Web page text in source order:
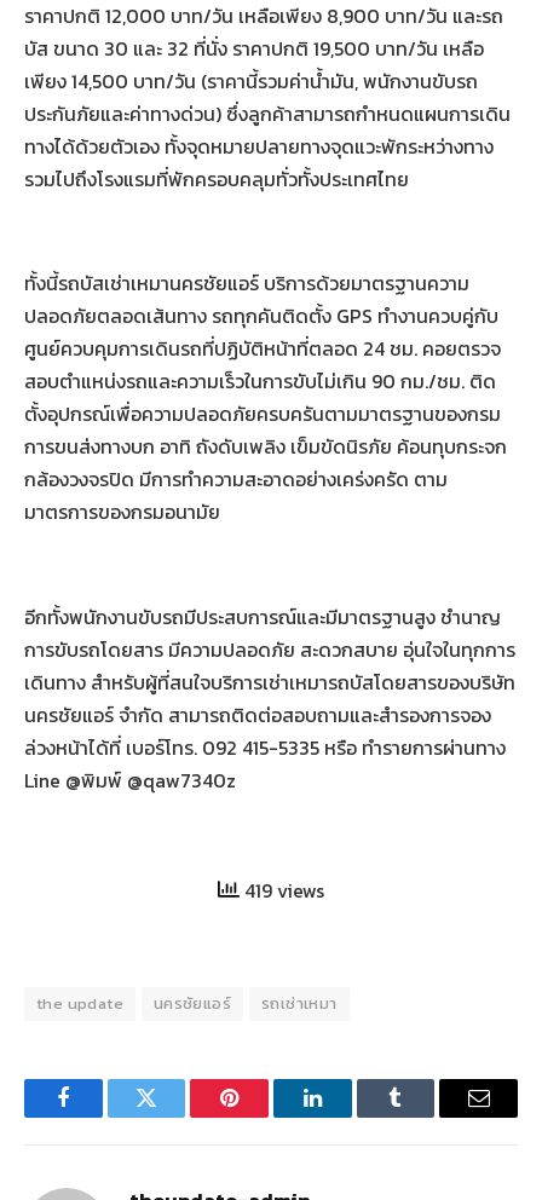
ราคาปกติ 12,000 บาท/วัน เหลือเพียง 8,900 บาท/วัน และรถ
บัส ขนาด 30 และ 32 ที่นั่ง ราคาปกติ 19,500 บาท/วัน เหลือ
เพียง 14,500 บาท/วัน (ราคานี้รวมค่าน้ำมัน, พนักงานขับรถ
ประกันภัยและค่าทางด่วน) ซึ่งลูกค้าสามารถกำหนดแผนการเดิน
ทางได้ด้วยตัวเอง ทั้งจุดหมายปลายทางจุดแวะพักระหว่างทาง
รวมไปถึงโรงแรมที่พักครอบคลุมทั่วทั้งประเทศไทย
ทั้งนี้รถบัสเช่าเหมานครชัยแอร์ บริการด้วยมาตรฐานความ
ปลอดภัยตลอดเส้นทาง รถทุกคันติดตั้ง GPS ทำงานควบคู่กับ
ศูนย์ควบคุมการเดินรถที่ปฏิบัติหน้าที่ตลอด 24 ชม. คอยตรวจ
สอบตำแหน่งรถและความเร็วในการขับไม่เกิน 90 กม./ชม. ติด
ตั้งอุปกรณ์เพื่อความปลอดภัยครบครันตามมาตรฐานของกรม
การขนส่งทางบก อาทิ ถังดับเพลิง เข็มขัดนิรภัย ค้อนทุบกระจก
กล้องวงจรปิด มีการทำความสะอาดอย่างเคร่งครัด ตาม
มาตรการของกรมอนามัย
อีกทั้งพนักงานขับรถมีประสบการณ์และมีมาตรฐานสูง ชำนาญ
การขับรถโดยสาร มีความปลอดภัย สะดวกสบาย อุ่นใจในทุกการ
เดินทาง สำหรับผู้ที่สนใจบริการเช่าเหมารถบัสโดยสารของบริษัท
นครชัยแอร์ จำกัด สามารถติดต่อสอบถามและสำรองการจอง
ล่วงหน้าได้ที่ เบอร์โทร. 092 415-5335 หรือ ทำรายการผ่านทาง
Line @พิมพ์ @qaw7340z
419 views
the update นครชัยแอร์ รถเช่าเหมา
FacebookTwitter Pinterest LinkedInTumblr Email